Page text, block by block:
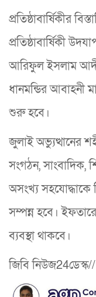
প্রতিষ্ঠাবার্ষিকীর
প্রতিষ্ঠাবার্ষিকী
আরিফুল ইসলাম
ধানমন্ডির আবাহনী
শুরু হবে।
জুলাই অভ্যুত্থানের
সংগঠন, সাংবাদিক,
অসংখ্য
সম্পন্ন হবে।
ব্যবস্থা থাকবে।
জিবি নিউজ24ডেস্ক//